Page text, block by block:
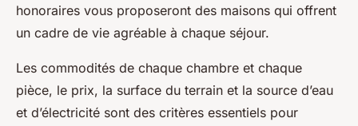
honoraires vous proposeront des maisons qui offrent
un cadre de vie agréable à chaque séjour.
Les commodités de chaque chambre et chaque
pièce, le prix, la surface du terrain et la source d’eau
et d’électricité sont des critères essentiels pour